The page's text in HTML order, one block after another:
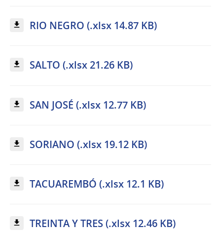
RIO NEGRO (.xlsx 14.87 KB)
SALTO (.xlsx 21.26 KB)
SAN JOSÉ (.xlsx 12.77 KB)
SORIANO (.xlsx 19.12 KB)
TACUAREMBÓ (.xlsx 12.1 KB)
TREINTA Y TRES (.xlsx 12.46 KB)